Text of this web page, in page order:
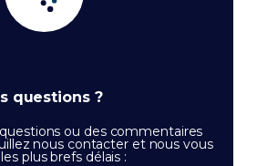
questions ?
ou des commentaires
nous contacter et nous vous
plus brefs délais :